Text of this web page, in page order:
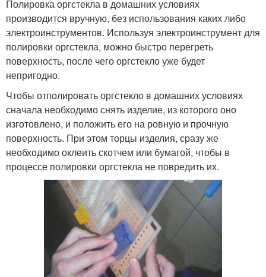
Полировка оргстекла в домашних условиях
производится вручную, без использования каких либо
электроинструментов. Используя электроинструмент для
полировки оргстекла, можно быстро перегреть
поверхность, после чего оргстекло уже будет
непригодно.
Чтобы отполировать оргстекло в домашних условиях
сначала необходимо снять изделие, из которого оно
изготовлено, и положить его на ровную и прочную
поверхность. При этом торцы изделия, сразу же
необходимо оклеить скотчем или бумагой, чтобы в
процессе полировки оргстекла не повредить их.